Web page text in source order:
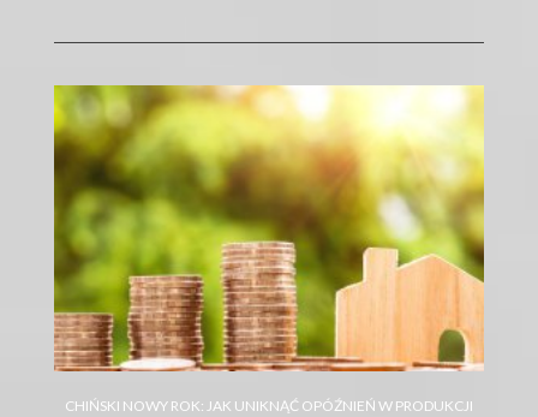
ZDOBYĆ KLIENTÓW?
CHIŃSKI NOWY ROK: JAK UNIKNĄĆ OPÓŹNIEŃ W PRODUKCJI